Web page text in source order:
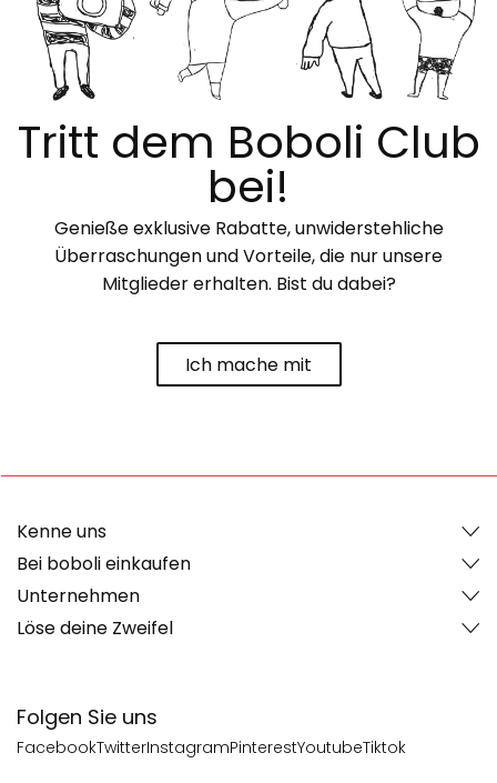
Tritt dem Boboli Club
bei!
Genieße exklusive Rabatte, unwiderstehliche
Überraschungen und Vorteile, die nur unsere
Mitglieder erhalten. Bist du dabei?
Ich mache mit
Folgen Sie uns
FacebookTwitterInstagramPinterestYoutubeTiktok
Kenne uns
Bei boboli einkaufen
Unternehmen
Löse deine Zweifel